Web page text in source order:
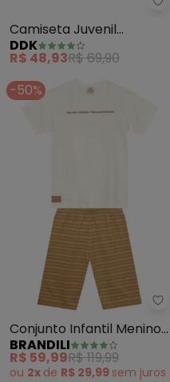
Camiseta Juvenil
Estampa Coqueiros
(Bege)
DDK
R$ 48,93R$ 69,90
-50%
Conjunto Infantil Menino
com Listras (Bege)
BRANDILI
R$ 59,99R$ 119,99
ou 2x de R$ 29,99 sem juros